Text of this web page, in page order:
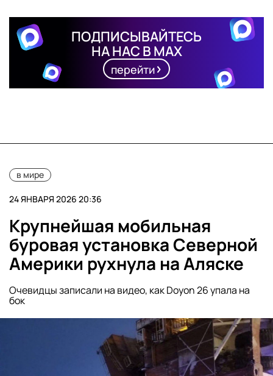
ПОДПИСЫВАЙТЕСЬ
НА НАС В MAX
перейти
в мире
24 ЯНВАРЯ 2026 20:36
Крупнейшая мобильная
буровая установка Северной
Америки рухнула на Аляске
Очевидцы записали на видео, как Doyon 26 упала на
бок